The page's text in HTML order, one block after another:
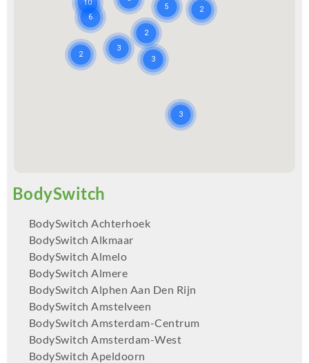
BodySwitch Achterhoek
BodySwitch Alkmaar
BodySwitch Almelo
BodySwitch Almere
BodySwitch Alphen Aan Den Rijn
BodySwitch Amstelveen
BodySwitch Amsterdam-Centrum
BodySwitch Amsterdam-West
BodySwitch Apeldoorn